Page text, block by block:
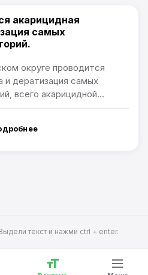
акарицидная
самых
округе проводится
и дератизация самых
всего акарицидной...
текст и нажми ctrl + enter.